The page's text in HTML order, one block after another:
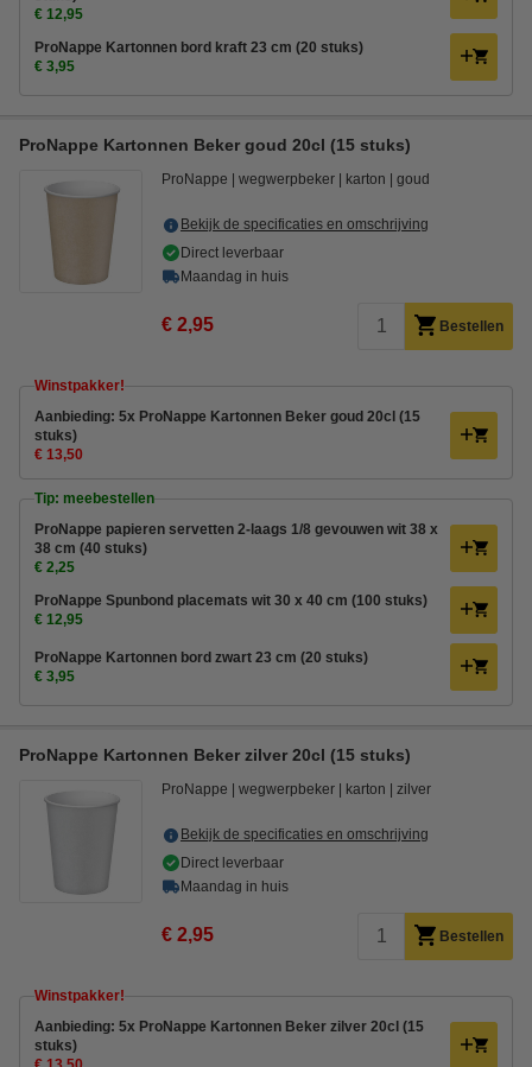
€ 12,95
ProNappe Kartonnen bord kraft 23 cm (20 stuks)
€ 3,95
ProNappe Kartonnen Beker goud 20cl (15 stuks)
ProNappe wegwerpbeker karton goud
Bekijk de specificaties en omschrijving
Direct leverbaar
Maandag in huis
€ 2,95 Bestellen
Winstpakker!
Aanbieding: 5x ProNappe Kartonnen Beker goud 20cl (15
stuks)
€ 13,50
Tip: meebestellen
ProNappe papieren servetten 2-laags 1/8 gevouwen wit 38 x
38 cm (40 stuks)
€ 2,25
ProNappe Spunbond placemats wit 30 x 40 cm (100 stuks)
€ 12,95
ProNappe Kartonnen bord zwart 23 cm (20 stuks)
€ 3,95
ProNappe Kartonnen Beker zilver 20cl (15 stuks)
ProNappe wegwerpbeker karton zilver
Bekijk de specificaties en omschrijving
Direct leverbaar
Maandag in huis
€ 2,95 Bestellen
Winstpakker!
Aanbieding: 5x ProNappe Kartonnen Beker zilver 20cl (15
stuks)